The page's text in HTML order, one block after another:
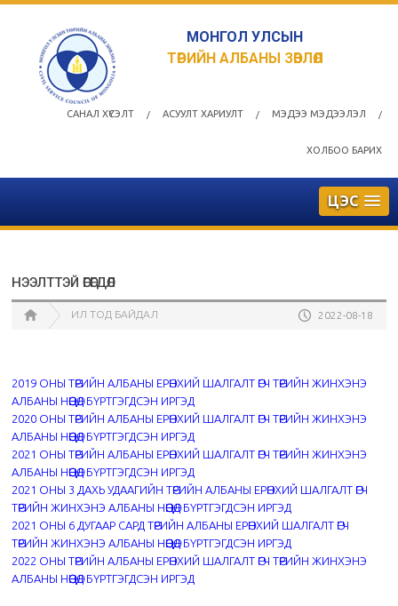
МОНГОЛ УЛСЫН
ТӨРИЙН АЛБАНЫ ЗӨВЛӨЛ
САНАЛ ХҮСЭЛТ / АСУУЛТ ХАРИУЛТ / МЭДЭЭ МЭДЭЭЛЭЛ /
ХОЛБОО БАРИХ
ЦЭС
НЭЭЛТТЭЙ ӨГӨГДӨЛ
ИЛ ТОД БАЙДАЛ 2022-08-18
2019 ОНЫ ТӨРИЙН АЛБАНЫ ЕРӨНХИЙ ШАЛГАЛТ ӨГЧ ТӨРИЙН ЖИНХЭНЭ
АЛБАНЫ НӨӨЦӨД БҮРТГЭГДСЭН ИРГЭД
2020 ОНЫ ТӨРИЙН АЛБАНЫ ЕРӨНХИЙ ШАЛГАЛТ ӨГЧ ТӨРИЙН ЖИНХЭНЭ
АЛБАНЫ НӨӨЦӨД БҮРТГЭГДСЭН ИРГЭД
2021 ОНЫ ТӨРИЙН АЛБАНЫ ЕРӨНХИЙ ШАЛГАЛТ ӨГЧ ТӨРИЙН ЖИНХЭНЭ
АЛБАНЫ НӨӨЦӨД БҮРТГЭГДСЭН ИРГЭД
2021 ОНЫ 3 ДАХЬ УДААГИЙН ТӨРИЙН АЛБАНЫ ЕРӨНХИЙ ШАЛГАЛТ ӨГЧ
ТӨРИЙН ЖИНХЭНЭ АЛБАНЫ НӨӨЦӨД БҮРТГЭГДСЭН ИРГЭД
2021 ОНЫ 6 ДУГААР САРД ТӨРИЙН АЛБАНЫ ЕРӨНХИЙ ШАЛГАЛТ ӨГЧ
ТӨРИЙН ЖИНХЭНЭ АЛБАНЫ НӨӨЦӨД БҮРТГЭГДСЭН ИРГЭД
2022 ОНЫ ТӨРИЙН АЛБАНЫ ЕРӨНХИЙ ШАЛГАЛТ ӨГЧ ТӨРИЙН ЖИНХЭНЭ
АЛБАНЫ НӨӨЦӨД БҮРТГЭГДСЭН ИРГЭД